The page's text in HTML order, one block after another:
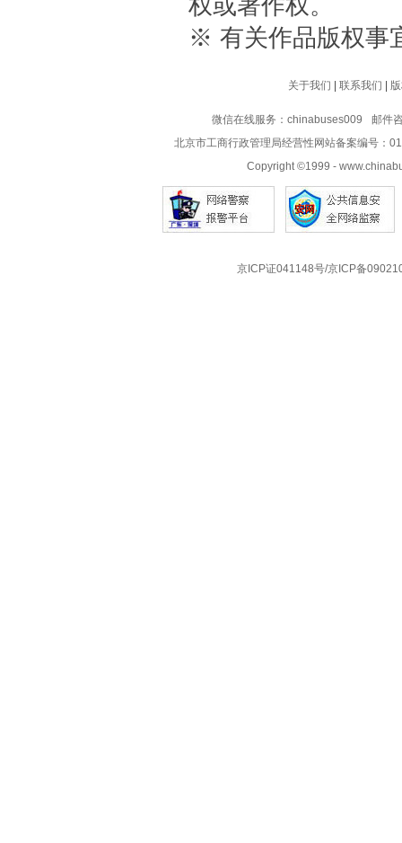
权或著作权。
※ 有关作品版权事
关于我们 联系我们
微信在线服务：chinabuses009
邮件
北京市工商行政管理局经营性网站备案编号：
Copyright ©1999 -
京ICP证041148号/京ICP备